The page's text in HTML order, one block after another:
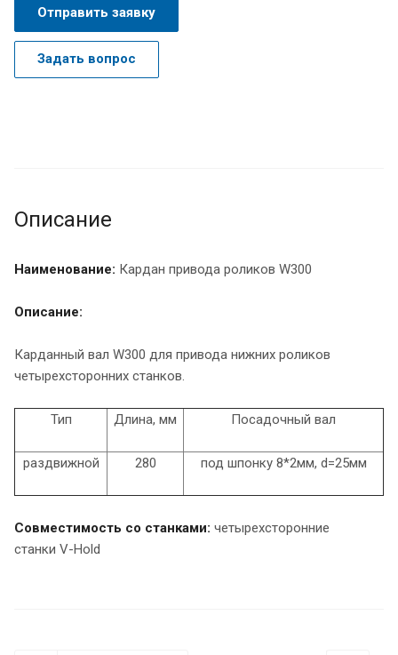
Отправить заявку
Задать вопрос
Описание
Наименование: Кардан привода роликов W300
Описание:
Карданный вал W300 для привода нижних роликов
четырехсторонних станков.
Тип Длина, мм Посадочный вал
раздвижной 280 под шпонку 8*2мм, d=25мм
Совместимость со станками: четырехсторонние
станки V-Hold